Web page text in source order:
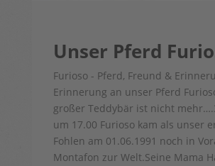
Unser Pferd
Furioso - Pferd, Freund &
Erinnerung an unser Pferd
großer Teddybär ist nicht
um 17.00 Furioso kam als unser
Fohlen am 01.06.1991 noch in
Montafon zur Welt.Seine Mama